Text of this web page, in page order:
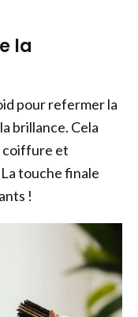
la
pour refermer la
brillance. Cela
coiffure et
touche finale
!